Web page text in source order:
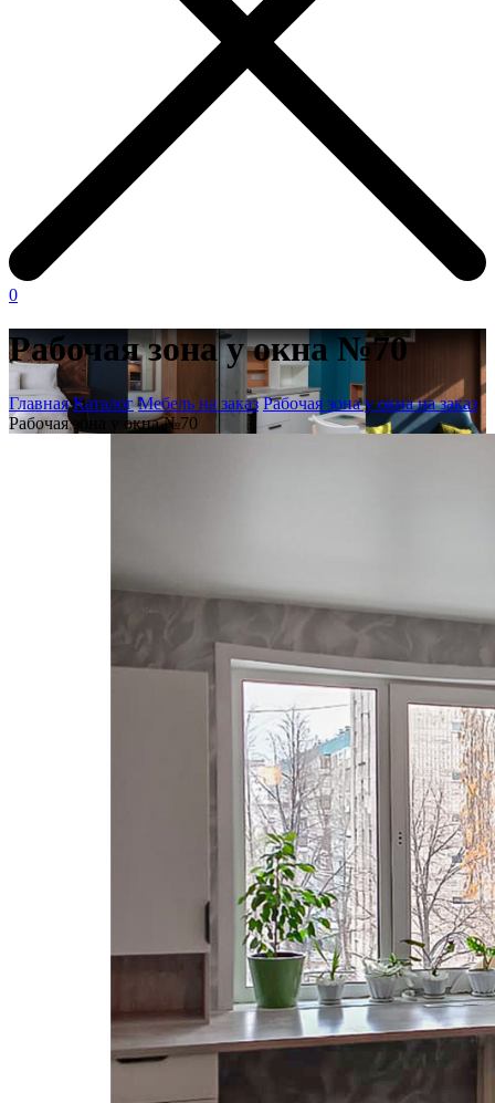
0
Рабочая зона у окна №70
Главная Каталог Мебель на заказ Рабочая зона у окна на заказ
Рабочая зона у окна №70